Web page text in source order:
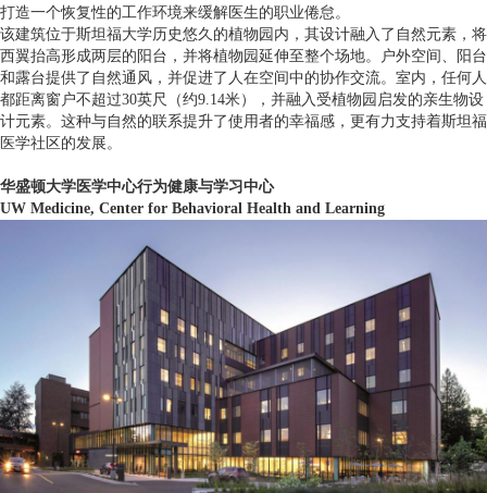
打造一个恢复性的工作环境来缓解医生的职业倦怠。
该建筑位于斯坦福大学历史悠久的植物园内，其设计融入了自然元素，将
西翼抬高形成两层的阳台，并将植物园延伸至整个场地。户外空间、阳台
和露台提供了自然通风，并促进了人在空间中的协作交流。室内，任何人
都距离窗户不超过30英尺（约9.14米），并融入受植物园启发的亲生物设
计元素。这种与自然的联系提升了使用者的幸福感，更有力支持着斯坦福
医学社区的发展。
华盛顿大学医学中心行为健康与学习中心
UW Medicine, Center for Behavioral Health and Learning